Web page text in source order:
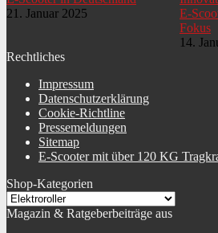
21. Januar 2025
E-
Fokus
14.
Rechtliches
Impressum
Datenschutzerklärung
Cookie-Richtline
Pressemeldungen
Sitemap
E-Scooter mit über 120 KG
Shop-Kategorien
Magazin & Ratgeberbeiträge aus